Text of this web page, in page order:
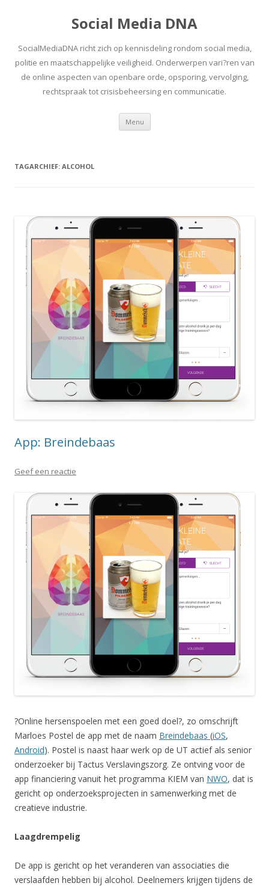
Social Media DNA
SocialMediaDNA richt zich op kennisdeling rondom social media,
politie en maatschappelijke veiligheid. Onderwerpen vari?ren van
de online aspecten van openbare orde, opsporing, vervolging,
rechtspraak tot crisisbeheersing en communicatie.
Menu Spring
inhoud
TAGARCHIEF: ALCOHOL
App: Breindebaas
Geef een reactie
?Online hersenspoelen met een goed doel?, zo omschrijft
Marloes Postel de app met de naam Breindebaas (iOS,
Android). Postel is naast haar werk op de UT actief als senior
onderzoeker bij Tactus Verslavingszorg. Ze ontving voor de
app financiering vanuit het programma KIEM van NWO, dat is
gericht op onderzoeksprojecten in samenwerking met de
creatieve industrie.
Laagdrempelig
De app is gericht op het veranderen van associaties die
verslaafden hebben bij alcohol. Deelnemers krijgen tijdens de